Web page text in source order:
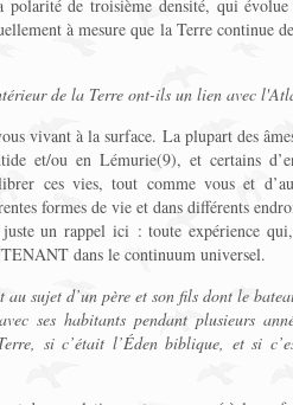
de troisième densité, qui
à mesure que la Terre continue
de la Terre ont-ils un lien avec
vivant à la surface. La plupart des
et/ou en Lémurie(9), et certains
ces vies, tout comme vous et
formes de vie et dans différents
un rappel ici : toute expérience
dans le continuum universel.
sujet d’un père et son fils dont le
ses habitants pendant plusieurs
si c’était l’Éden biblique, et si